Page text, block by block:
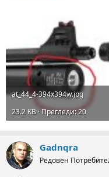
at_44_4-394x394w.jpg
23.2 KB · Прегледи: 20
Gadnqra
Редовен